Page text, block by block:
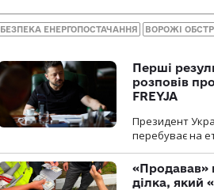
БЕЗПЕКА ЕНЕРГОПОСТАЧАННЯ ВОРОЖІ
Перші
розповів
FREYJA
Президент
перебуває на
«Продавав»
ділка, який